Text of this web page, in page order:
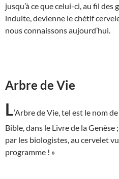
jusqu’à ce que celui-ci, au fil
induite, devienne le chétif
nous connaissons aujourd’hui.
Arbre de Vie
L‘Arbre de Vie, tel est le nom
Bible, dans le Livre de la Genèse
par les biologistes, au cervelet
programme ! »